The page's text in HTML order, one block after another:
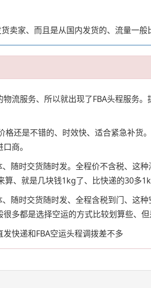
卖家、而且是从国内发货的、流量一般
流服务、所以就出现了FBA头程服务
还是不错的、时效快、适合紧急补
商。
随时交货随时发。全程价不含税、
、就是几块钱1kg了、比快递的30多
随时交货随时发、全程含税到门、
多都是选择空运的方式比较划算些、但
快递和FBA空运头程调拨差不多